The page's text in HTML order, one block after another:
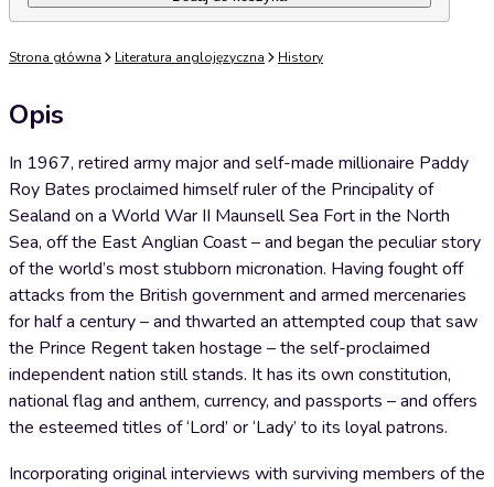
Strona główna Literatura anglojęzyczna History
Opis
In 1967, retired army major and self-made millionaire Paddy
Roy Bates proclaimed himself ruler of the Principality of
Sealand on a World War II Maunsell Sea Fort in the North
Sea, off the East Anglian Coast – and began the peculiar story
of the world’s most stubborn micronation. Having fought off
attacks from the British government and armed mercenaries
for half a century – and thwarted an attempted coup that saw
the Prince Regent taken hostage – the self-proclaimed
independent nation still stands. It has its own constitution,
national flag and anthem, currency, and passports – and offers
the esteemed titles of ‘Lord’ or ‘Lady’ to its loyal patrons.
Incorporating original interviews with surviving members of the